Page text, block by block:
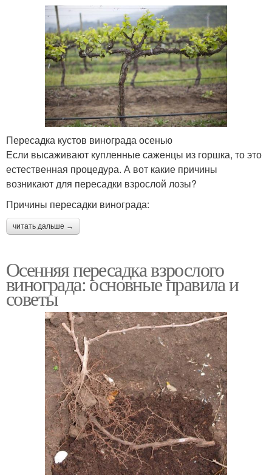
Пересадка кустов винограда осенью
Если высаживают купленные саженцы из горшка, то это
естественная процедура. А вот какие причины
возникают для пересадки взрослой лозы?
Причины пересадки винограда:
читать дальше →
Осенняя пересадка взрослого
винограда: основные правила и
советы